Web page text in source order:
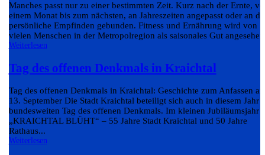
Manches passt nur zu einer bestimmten Zeit. Kurz nach der Ernte,
einem Monat bis zum nächsten, an Jahreszeiten angepasst oder an
persönliche Empfinden gebunden. Fitness und Ernährung wird von
vielen Menschen in der Metropolregion als saisonales Gut
Weiterlesen
Tag des offenen Denkmals in Kraichtal
Tag des offenen Denkmals in Kraichtal: Geschichte zum Anfassen
13. September Die Stadt Kraichtal beteiligt sich auch in diesem Jahr
bundesweiten Tag des offenen Denkmals. Im kleinen Jubiläumsjahr
„KRAICHTAL BLÜHT“ – 55 Jahre Stadt Kraichtal und 50 Jahre
Rathaus...
Weiterlesen